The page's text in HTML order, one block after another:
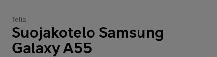
Kauppa
Telia
Suojakotelo Samsung
Galaxy A55